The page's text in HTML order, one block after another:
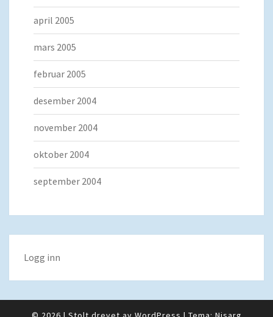
april 2005
mars 2005
februar 2005
desember 2004
november 2004
oktober 2004
september 2004
Logg inn